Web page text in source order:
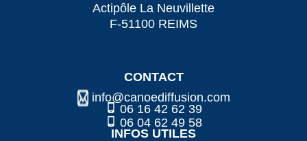
Actipôle La Neuvillette
F-51100 REIMS
CONTACT
06 16 42 62 39
06 04 62 49 58
info@canoediffusion.com
INFOS UTILES